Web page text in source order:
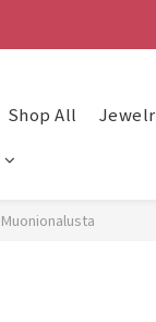
Shop All
Muonionalusta